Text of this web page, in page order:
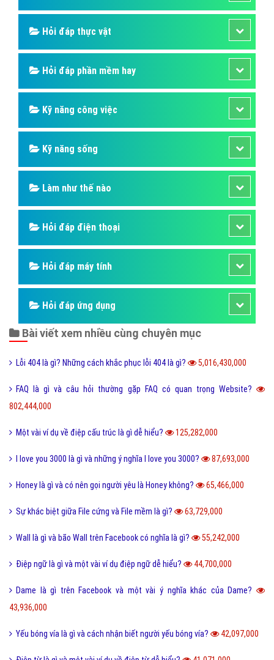
Hỏi đáp thực vật
Hỏi đáp phần mềm hay
Kỹ năng công việc
Kỹ năng sống
Làm như thế nào
Hỏi đáp điện thoại
Hỏi đáp máy tính
Hỏi đáp ứng dụng
Bài viết xem nhiều cùng chuyên mục
Lỗi 404 là gì? Những cách khắc phục lỗi 404 là gì? 5,016,430,000
FAQ là gì và câu hỏi thường gặp FAQ có quan trọng Website?
802,444,000
Một vài ví dụ về điệp cấu trúc là gì dễ hiểu? 125,282,000
I love you 3000 là gì và những ý nghĩa I love you 3000? 87,693,000
Honey là gì và có nên gọi người yêu là Honey không? 65,466,000
Sự khác biệt giữa File cứng và File mềm là gì? 63,729,000
Wall là gì và bão Wall trên Facebook có nghĩa là gì? 55,242,000
Điệp ngữ là gì và một vài ví dụ điệp ngữ dễ hiểu? 44,700,000
Dame là gì trên Facebook và một vài ý nghĩa khác của Dame?
43,936,000
Yếu bóng vía là gì và cách nhận biết người yếu bóng vía? 42,097,000